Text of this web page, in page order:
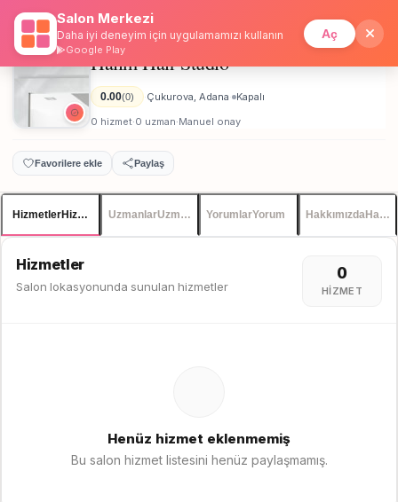
İstanbul Giriş Üye Ol
Anasayfa / Adana / Halim Hair Studıo
Halim Hair Studıo
0.00(0) ·Çukurova, Adana· Kapalı
0 hizmet·0 uzman·Manuel onay
Favorilere ekle Paylaş
HizmetlerHizmetlerUzmanlarUzmanlar YorumlarYorum Hakkımızda
Hizmetler
Salon lokasyonunda sunulan hizmetler
0
HIZMET
Henüz hizmet eklenmemiş
Bu salon hizmet listesini henüz paylaşmamış.
Salon Merkezi
Daha iyi deneyim için uygulamamızı kullanın
Google Play
Aç